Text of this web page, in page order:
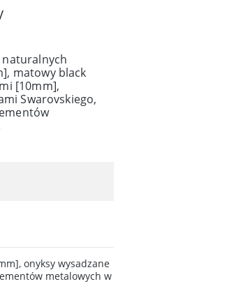
matowy black
[10mm],
Swarovskiego,
onyksy wysadzane
metalowych w